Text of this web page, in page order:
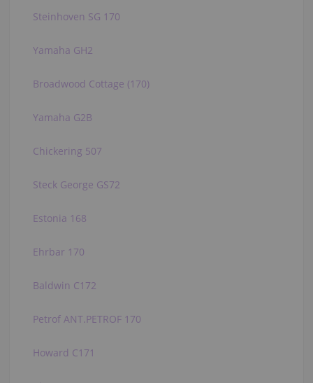
Steinhoven SG 170
Yamaha GH2
Broadwood Cottage (170)
Yamaha G2B
Chickering 507
Steck George GS72
Estonia 168
Ehrbar 170
Baldwin C172
Petrof ANT.PETROF 170
Howard C171